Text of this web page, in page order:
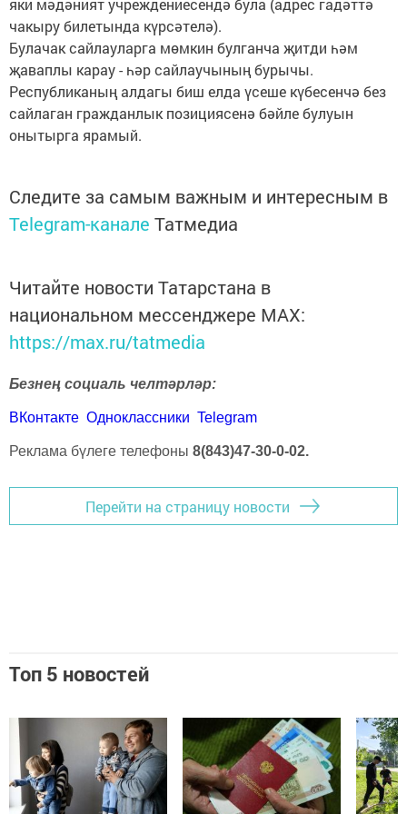
яки мәдәният учреждениесендә була (адрес гадәттә
чакыру билетында күрсәтелә).
Булачак сайлауларга мөмкин булганча җитди һәм
җаваплы карау - һәр сайлаучының бурычы.
Республиканың алдагы биш елда үсеше күбесенчә без
сайлаган гражданлык позициясенә бәйле булуын
онытырга ярамый.
Следите за самым важным и интересным в
Telegram-канале Татмедиа
Читайте новости Татарстана в
национальном мессенджере MАХ:
https://max.ru/tatmedia
Безнең социаль челтәрләр:
ВКонтакте Одноклассники Telegram
Реклама бүлеге телефоны 8(843)47-30-0-02.
Перейти на страницу новости
Топ 5 новостей